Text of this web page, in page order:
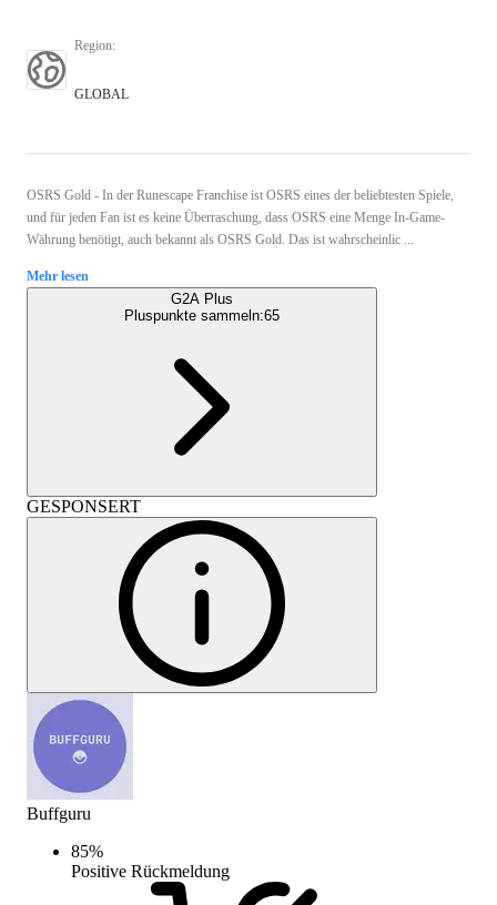
Region:
GLOBAL
OSRS Gold - In der Runescape Franchise ist OSRS eines der beliebtesten Spiele,
und für jeden Fan ist es keine Überraschung, dass OSRS eine Menge In-Game-
Währung benötigt, auch bekannt als OSRS Gold. Das ist wahrscheinlic ...
Mehr lesen
G2A Plus
Pluspunkte sammeln:65
GESPONSERT
Buffguru
85%
Positive Rückmeldung